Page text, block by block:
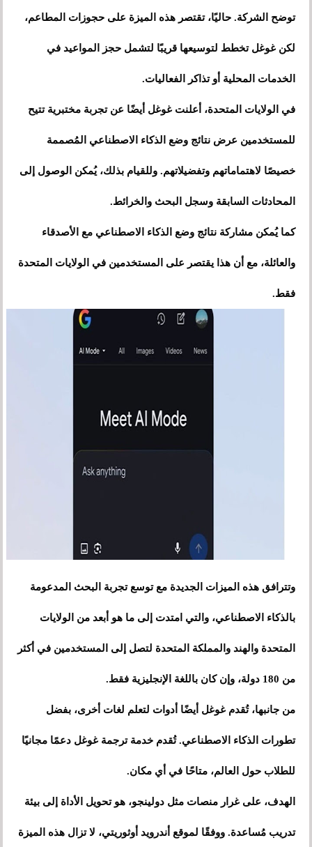
توضح الشركة. حاليًا، تقتصر هذه الميزة على حجوزات المطاعم،
لكن غوغل تخطط لتوسيعها قريبًا لتشمل حجز المواعيد في
الخدمات المحلية أو تذاكر الفعاليات.
في الولايات المتحدة، أعلنت غوغل أيضًا عن تجربة مختبرية تتيح
للمستخدمين عرض نتائج وضع الذكاء الاصطناعي المُصممة
خصيصًا لاهتماماتهم وتفضيلاتهم. وللقيام بذلك، يُمكن الوصول إلى
المحادثات السابقة وسجل البحث والخرائط.
كما يُمكن مشاركة نتائج وضع الذكاء الاصطناعي مع الأصدقاء
والعائلة، مع أن هذا يقتصر على المستخدمين في الولايات المتحدة
فقط.
وتترافق هذه الميزات الجديدة مع توسع تجربة البحث المدعومة
بالذكاء الاصطناعي، والتي امتدت إلى ما هو أبعد من الولايات
المتحدة والهند والمملكة المتحدة لتصل إلى المستخدمين في أكثر
من 180 دولة، وإن كان باللغة الإنجليزية فقط.
من جانبها، تُقدم غوغل أيضًا أدوات لتعلم لغات أخرى، بفضل
تطورات الذكاء الاصطناعي. تُقدم خدمة ترجمة غوغل دعمًا مجانيًا
للطلاب حول العالم، متاحًا في أي مكان.
الهدف، على غرار منصات مثل دولينجو، هو تحويل الأداة إلى بيئة
تدريب مُساعدة. ووفقًا لموقع أندرويد أوثوريتي، لا تزال هذه الميزة